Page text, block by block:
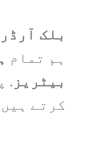
کے
ہول سیل
. پر